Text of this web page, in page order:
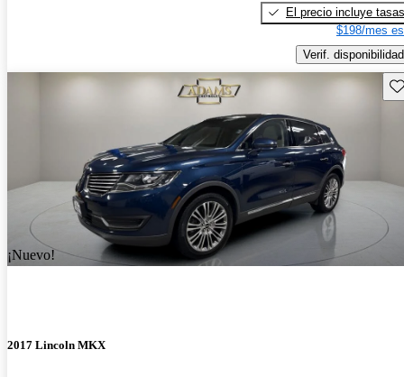
El precio incluye tasas
$198/mes
Verif. disponibilidad
¡Nuevo!
2017 Lincoln MKX